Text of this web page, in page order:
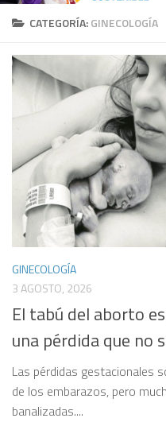
CATEGORÍA:GINECOLOGÍA
GINECOLOGÍA
3 AGOSTO, 2026
El tabú del aborto
una pérdida que no
Las pérdidas gestacionales
de los embarazos, pero
banalizadas....